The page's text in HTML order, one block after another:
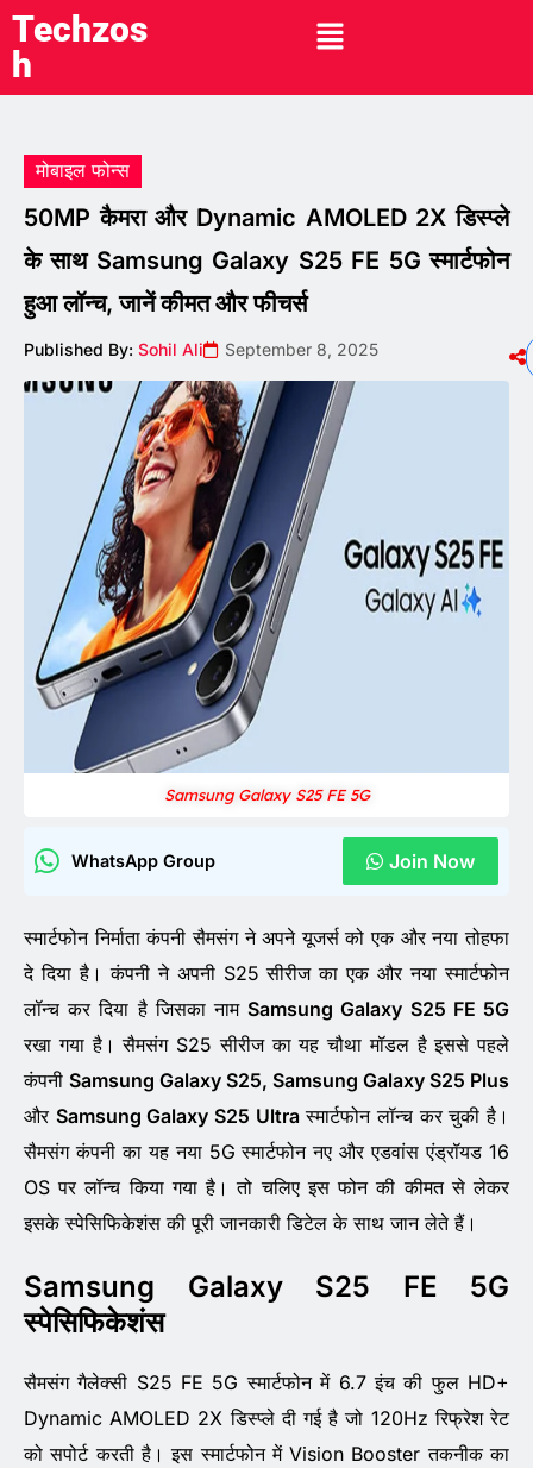
Techzos
h
मोबाइल फोन्स
50MP कैमरा और Dynamic AMOLED 2X डिस्प्ले
के साथ Samsung Galaxy S25 FE 5G स्मार्टफोन
हुआ लॉन्च, जानें कीमत और फीचर्स
Published By: Sohil Ali September 8, 2025
Samsung Galaxy S25 FE 5G
WhatsApp Group Join Now
स्मार्टफोन निर्माता कंपनी सैमसंग ने अपने यूजर्स को एक और नया तोहफा
दे दिया है। कंपनी ने अपनी S25 सीरीज का एक और नया स्मार्टफोन
लॉन्च कर दिया है जिसका नाम Samsung Galaxy S25 FE 5G
रखा गया है। सैमसंग S25 सीरीज का यह चौथा मॉडल है इससे पहले
कंपनी Samsung Galaxy S25, Samsung Galaxy S25 Plus
और Samsung Galaxy S25 Ultraस्मार्टफोन लॉन्च कर चुकी है।
सैमसंग कंपनी का यह नया 5G स्मार्टफोन नए और एडवांस एंड्रॉयड 16
OS पर लॉन्च किया गया है। तो चलिए इस फोन की कीमत से लेकर
इसके स्पेसिफिकेशंस की पूरी जानकारी डिटेल के साथ जान लेते हैं।
Samsung Galaxy S25 FE 5G
स्पेसिफिकेशंस
सैमसंग गैलेक्सी S25 FE 5G स्मार्टफोन में 6.7 इंच की फुल HD+
Dynamic AMOLED 2X डिस्प्ले दी गई है जो 120Hz रिफ्रेश रेट
को सपोर्ट करती है। इस स्मार्टफोन में Vision Booster तकनीक का